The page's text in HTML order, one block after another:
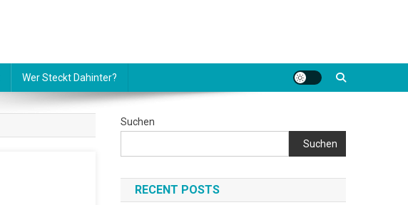
Wer Steckt Dahinter?
Suchen
Suchen
RECENT POSTS